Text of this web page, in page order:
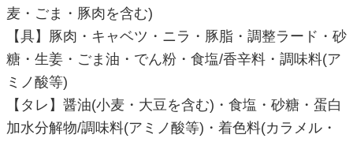
麦・ごま・豚肉を含む)
【具】豚肉・キャベツ・ニラ・豚脂・調整ラード・砂
糖・生姜・ごま油・でん粉・食塩/香辛料・調味料(ア
ミノ酸等)
【タレ】醤油(小麦・大豆を含む)・食塩・砂糖・蛋白
加水分解物/調味料(アミノ酸等)・着色料(カラメル・